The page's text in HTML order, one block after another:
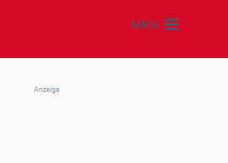
Menü
Anzeige